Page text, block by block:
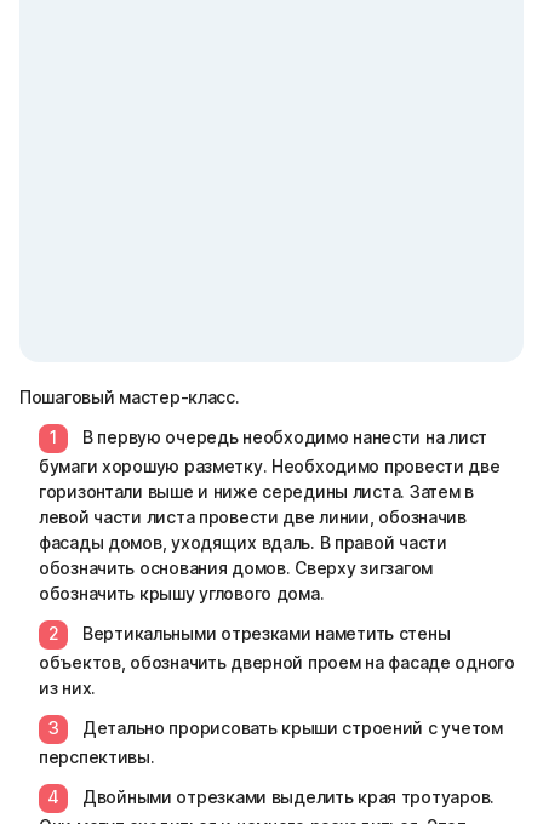
Пошаговый мастер-класс.
В первую очередь необходимо нанести на лист
бумаги хорошую разметку. Необходимо провести две
горизонтали выше и ниже середины листа. Затем в
левой части листа провести две линии, обозначив
фасады домов, уходящих вдаль. В правой части
обозначить основания домов. Сверху зигзагом
обозначить крышу углового дома.
Вертикальными отрезками наметить стены
объектов, обозначить дверной проем на фасаде одного
из них.
Детально прорисовать крыши строений с учетом
перспективы.
Двойными отрезками выделить края тротуаров.